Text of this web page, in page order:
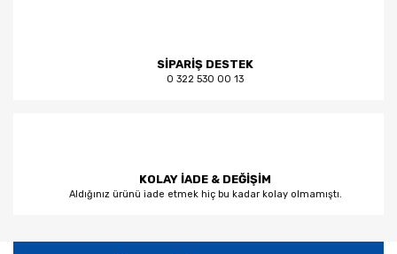
SİPARİŞ DESTEK
0 322 530 00 13
KOLAY İADE & DEĞİŞİM
Aldığınız ürünü iade etmek hiç bu kadar kolay olmamıştı.